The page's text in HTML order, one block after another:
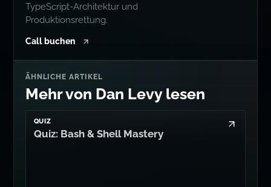
TypeScript-Architektur und
Produktionsrettung.
Call buchen
ÄHNLICHE ARTIKEL
Mehr von Dan Levy lesen
QUIZ
Quiz: Bash & Shell Mastery